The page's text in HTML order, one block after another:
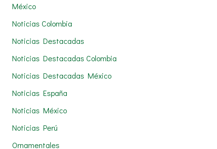
México
Noticias Colombia
Noticias Destacadas
Noticias Destacadas Colombia
Noticias Destacadas México
Noticias España
Noticias México
Noticias Perú
Ornamentales